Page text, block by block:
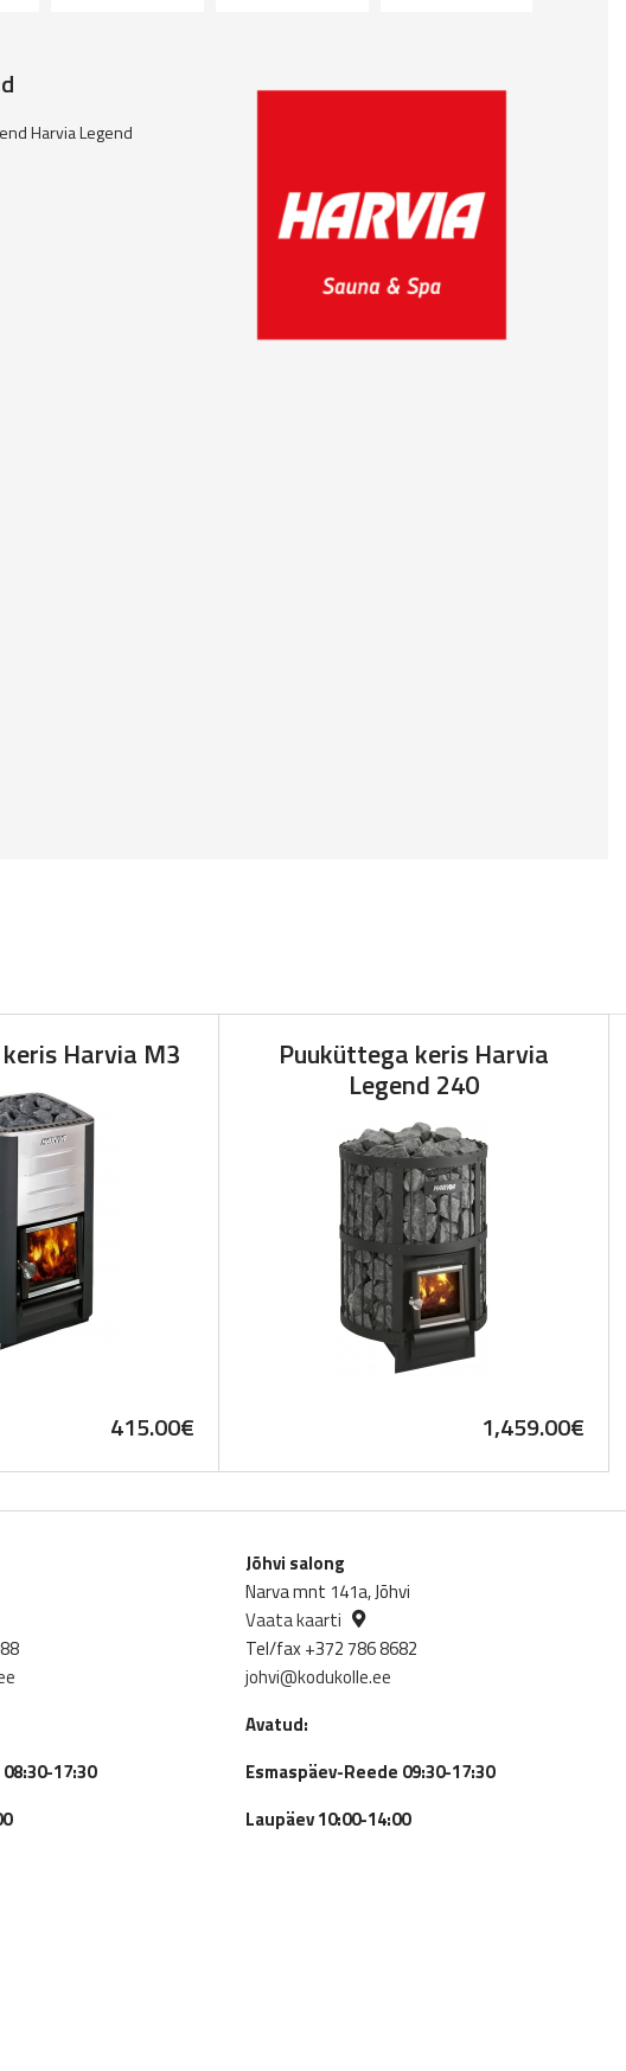
Harvia Legend
Harvia M3
415.00€
Puuküttega keris Harvia
Legend 240
1,459.00€
17:30
Jõhvi salong
Narva mnt 141a, Jõhvi
Vaata kaarti
Tel/fax +372 786 8682
johvi@kodukolle.ee
Avatud:
Esmaspäev-Reede 09:30-17:30
Laupäev 10:00-14:00